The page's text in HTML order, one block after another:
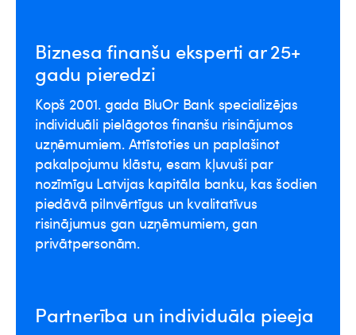
Biznesa finanšu eksperti ar 25+
gadu pieredzi
Kopš 2001. gada BluOr Bank specializējas
individuāli pielāgotos finanšu risinājumos
uzņēmumiem. Attīstoties un paplašinot
pakalpojumu klāstu, esam kļuvuši par
nozīmīgu Latvijas kapitāla banku, kas šodien
piedāvā pilnvērtīgus un kvalitatīvus
risinājumus gan uzņēmumiem, gan
privātpersonām.
Partnerība un individuāla pieeja